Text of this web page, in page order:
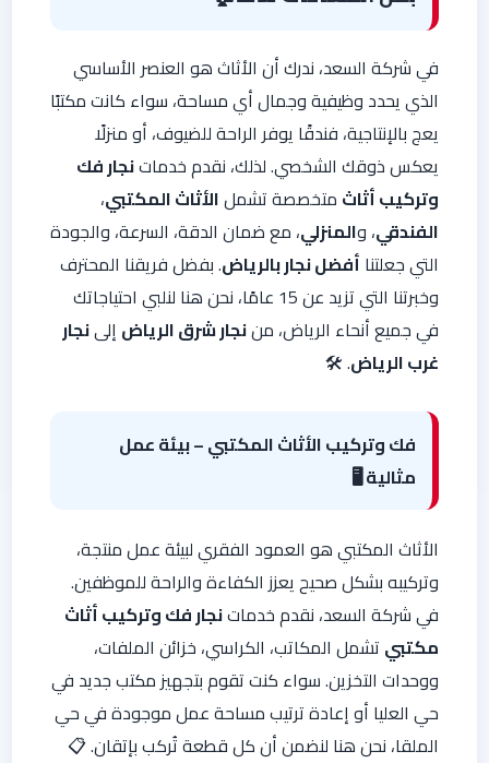
في شركة السعد، ندرك أن الأثاث هو العنصر الأساسي
الذي يحدد وظيفية وجمال أي مساحة، سواء كانت مكتبًا
يعج بالإنتاجية، فندقًا يوفر الراحة للضيوف، أو منزلًا
يعكس ذوقك الشخصي. لذلك، نقدم خدماتنجار فك
وتركيب أثاث متخصصة تشملالأثاث المكتبي،
الفندقي، والمنزلي، مع ضمان الدقة، السرعة، والجودة
التي جعلتنا أفضل نجار بالرياض. بفضل فريقنا المحترف
وخبرتنا التي تزيد عن 15 عامًا، نحن هنا لنلبي احتياجاتك
في جميع أنحاء الرياض، مننجار شرق الرياض إلىنجار
غرب الرياض. 🛠️
فك وتركيب الأثاث المكتبي – بيئة عمل
مثالية 🖥️
الأثاث المكتبي هو العمود الفقري لبيئة عمل منتجة،
وتركيبه بشكل صحيح يعزز الكفاءة والراحة للموظفين.
في شركة السعد، نقدم خدماتنجار فك وتركيب أثاث
مكتبي تشمل المكاتب، الكراسي، خزائن الملفات،
ووحدات التخزين. سواء كنت تقوم بتجهيز مكتب جديد في
حي العليا أو إعادة ترتيب مساحة عمل موجودة في حي
الملقا، نحن هنا لنضمن أن كل قطعة تُركب بإتقان. 📋